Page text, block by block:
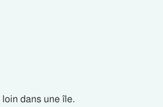
dans une île.